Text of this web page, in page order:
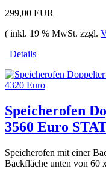
299,00 EUR
( inkl. 19 % MwSt. zzgl.
Details
Speicherofen
3560 Euro
Speicherofen mit einer
Backfläche unten von 60